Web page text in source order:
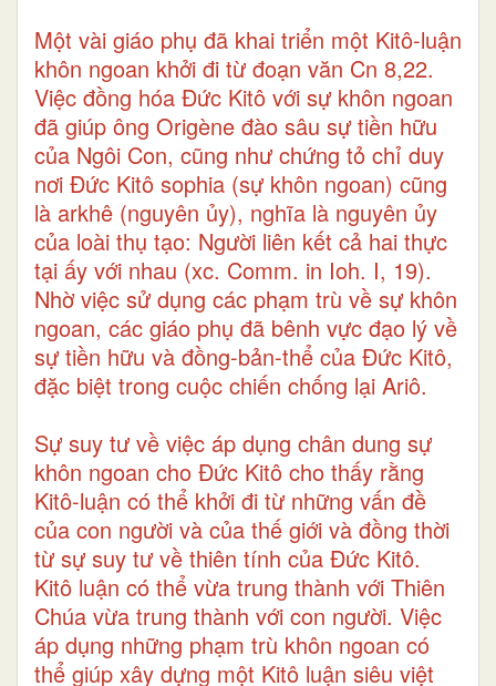
Một vài giáo phụ đã khai triển một Kitô-luận
khôn ngoan khởi đi từ đoạn văn Cn 8,22.
Việc đồng hóa Đức Kitô với sự khôn ngoan
đã giúp ông Origène đào sâu sự tiền hữu
của Ngôi Con, cũng như chứng tỏ chỉ duy
nơi Đức Kitô sophia (sự khôn ngoan) cũng
là arkhê (nguyên ủy), nghĩa là nguyên ủy
của loài thụ tạo: Người liên kết cả hai thực
tại ấy với nhau (xc. Comm. in Ioh. I, 19).
Nhờ việc sử dụng các phạm trù về sự khôn
ngoan, các giáo phụ đã bênh vực đạo lý về
sự tiền hữu và đồng-bản-thể của Đức Kitô,
đặc biệt trong cuộc chiến chống lại Ariô.
Sự suy tư về việc áp dụng chân dung sự
khôn ngoan cho Đức Kitô cho thấy rằng
Kitô-luận có thể khởi đi từ những vấn đề
của con người và của thế giới và đồng thời
từ sự suy tư về thiên tính của Đức Kitô.
Kitô luận có thể vừa trung thành với Thiên
Chúa vừa trung thành với con người. Việc
áp dụng những phạm trù khôn ngoan có
thể giúp xây dựng một Kitô luận siêu việt